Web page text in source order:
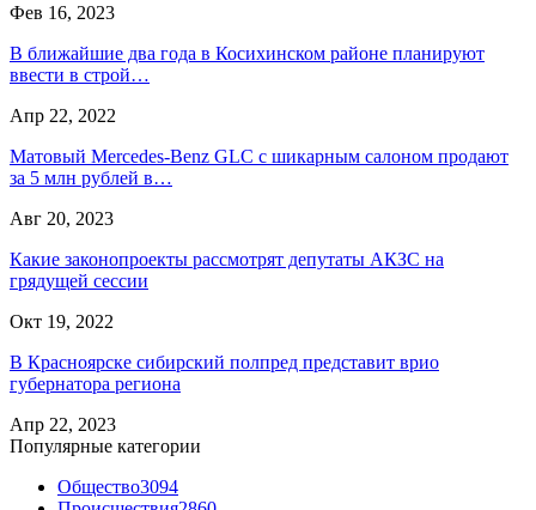
Фев 16, 2023
В ближайшие два года в Косихинском районе планируют
ввести в строй…
Апр 22, 2022
Матовый Mercedes-Benz GLC с шикарным салоном продают
за 5 млн рублей в…
Авг 20, 2023
Какие законопроекты рассмотрят депутаты АКЗС на
грядущей сессии
Окт 19, 2022
В Красноярске сибирский полпред представит врио
губернатора региона
Апр 22, 2023
Популярные категории
Общество3094